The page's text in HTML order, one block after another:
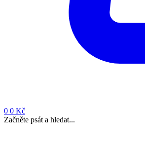
0 0 Kč
Začněte psát a hledat...